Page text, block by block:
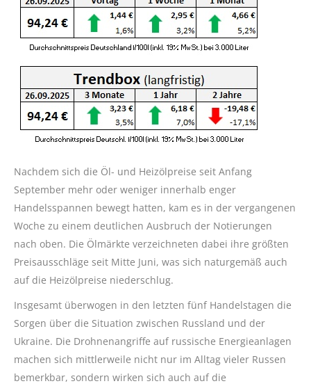
Nachdem sich die Öl- und Heizölpreise seit Anfang
September mehr oder weniger innerhalb enger
Handelsspannen bewegt hatten, kam es in der vergangenen
Woche zu einem deutlichen Ausbruch der Notierungen
nach oben. Die Ölmärkte verzeichneten dabei ihre größten
Preisausschläge seit Mitte Juni, was sich naturgemäß auch
auf die Heizölpreise niederschlug.
Insgesamt überwogen in den letzten fünf Handelstagen die
Sorgen über die Situation zwischen Russland und der
Ukraine. Die Drohnenangriffe auf russische Energieanlagen
machen sich mittlerweile nicht nur im Alltag vieler Russen
bemerkbar, sondern wirken sich auch auf die